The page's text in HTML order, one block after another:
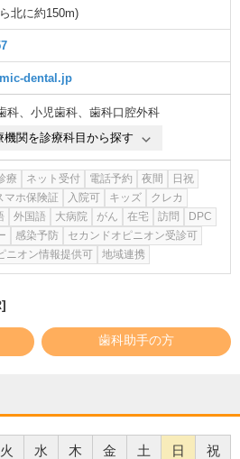
北に約150m)
dental.jp
科、 小児歯科、 歯科口腔外科
機関を診療科目から探す
療 ネット受付 電話予約 夜間
日祝
マホ保険証 入院可 キッズ
クレカ
外国語 大病院 がん 在宅 訪問
DPC
感染予防
セカンドオピニオン受診可
ニオン情報提供可
地域連携
歯科助手の方
火 水 木 金 土 日 祝